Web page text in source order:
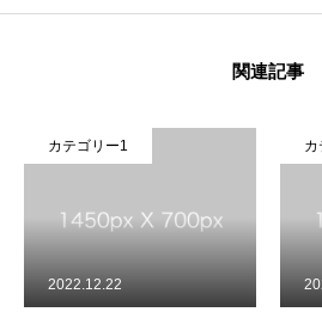
関連記事
カテゴリー1
2022.12.22
カ